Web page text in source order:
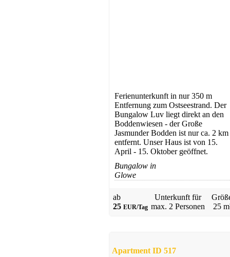
Ferienhaus
Mursewiek
ab 130 EUR/Tag
Ferienunterkunft in nur 350 m
Entfernung zum Ostseestrand. Der
Bungalow Luv liegt direkt an den
Boddenwiesen - der Große
Jasmunder Bodden ist nur ca. 2 km
entfernt. Unser Haus ist von 15.
April - 15. Oktober geöffnet.
Bungalow in
Glowe
ab
25 EUR/Tag
Unterkunft für
max. 2 Personen
25
Apartment ID 517